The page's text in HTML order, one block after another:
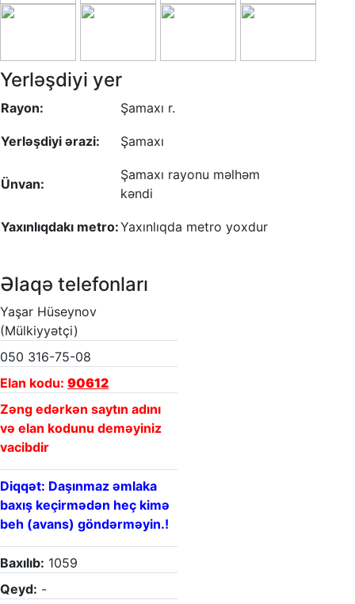
Yerləşdiyi yer
Rayon: Şamaxı r.
Yerləşdiyi ərazi: Şamaxı
Ünvan:
Şamaxı rayonu məlhəm
kəndi
Yaxınlıqdakı metro:Yaxınlıqda metro yoxdur
Əlaqə telefonları
Yaşar Hüseynov
(Mülkiyyətçi)
050 316-75-08
Elan kodu: 90612
Zəng edərkən saytın adını
və elan kodunu deməyiniz
vacibdir
Diqqət: Daşınmaz əmlaka
baxış keçirmədən heç kimə
beh (avans) göndərməyin.!
Baxılıb: 1059
Qeyd: -